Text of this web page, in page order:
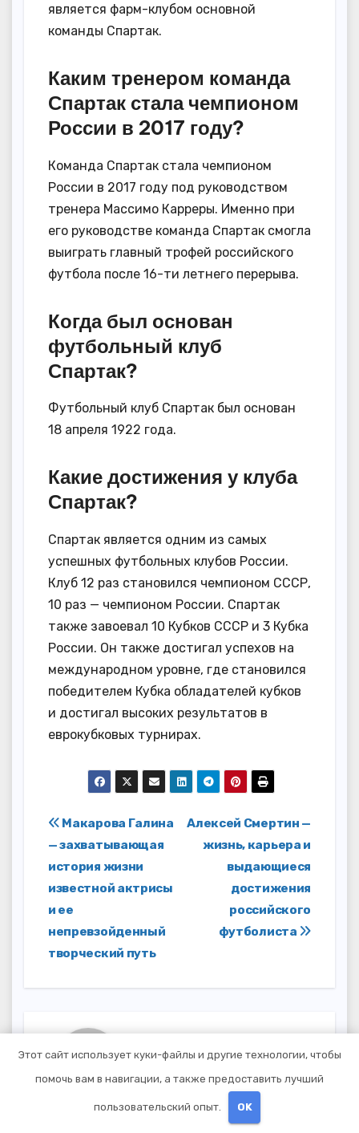
является фарм-клубом основной
команды Спартак.
Каким тренером команда
Спартак стала чемпионом
России в 2017 году?
Команда Спартак стала чемпионом
России в 2017 году под руководством
тренера Массимо Карреры. Именно при
его руководстве команда Спартак смогла
выиграть главный трофей российского
футбола после 16-ти летнего перерыва.
Когда был основан
футбольный клуб
Спартак?
Футбольный клуб Спартак был основан
18 апреля 1922 года.
Какие достижения у клуба
Спартак?
Спартак является одним из самых
успешных футбольных клубов России.
Клуб 12 раз становился чемпионом СССР,
10 раз — чемпионом России. Спартак
также завоевал 10 Кубков СССР и 3 Кубка
России. Он также достигал успехов на
международном уровне, где становился
победителем Кубка обладателей кубков
и достигал высоких результатов в
еврокубковых турнирах.
Навигация
по
записям
Алексей Смертин —
жизнь, карьера и
выдающиеся
достижения
российского
футболиста
Макарова Галина
— захватывающая
история жизни
известной актрисы
и ее
непревзойденный
творческий путь
Отstudiohallo_
Этот сайт использует куки-файлы и другие технологии, чтобы
помочь вам в навигации, а также предоставить лучший
пользовательский опыт. OK